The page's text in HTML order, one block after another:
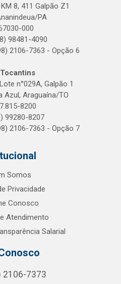
8, 411 Galpão Z1
PA
000
98481-4090
2106-7363 - Opção 6
n°029A, Galpão 1
Azul, Araguaína/TO
8200
99280-8207
2106-7363 - Opção 7
Somos
Privacidade
Conosco
Atendimento
Salarial
2106-7373